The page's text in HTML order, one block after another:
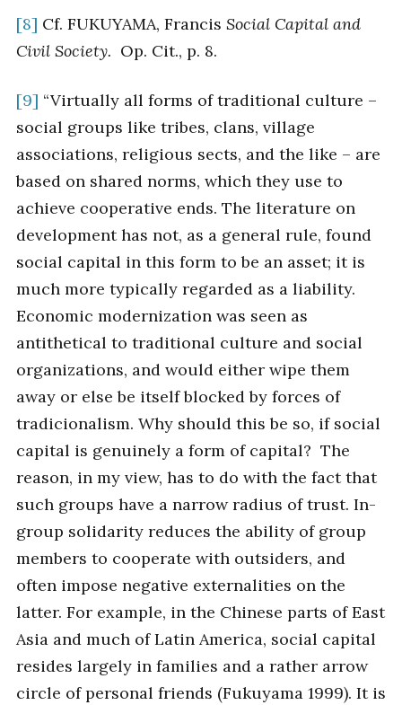
[8] Cf. FUKUYAMA, Francis Social Capital and
Civil Society. Op. Cit., p. 8.
[9] “Virtually all forms of traditional culture –
social groups like tribes, clans, village
associations, religious sects, and the like – are
based on shared norms, which they use to
achieve cooperative ends. The literature on
development has not, as a general rule, found
social capital in this form to be an asset; it is
much more typically regarded as a liability.
Economic modernization was seen as
antithetical to traditional culture and social
organizations, and would either wipe them
away or else be itself blocked by forces of
tradicionalism. Why should this be so, if social
capital is genuinely a form of capital? The
reason, in my view, has to do with the fact that
such groups have a narrow radius of trust. In-
group solidarity reduces the ability of group
members to cooperate with outsiders, and
often impose negative externalities on the
latter. For example, in the Chinese parts of East
Asia and much of Latin America, social capital
resides largely in families and a rather arrow
circle of personal friends (Fukuyama 1999). It is